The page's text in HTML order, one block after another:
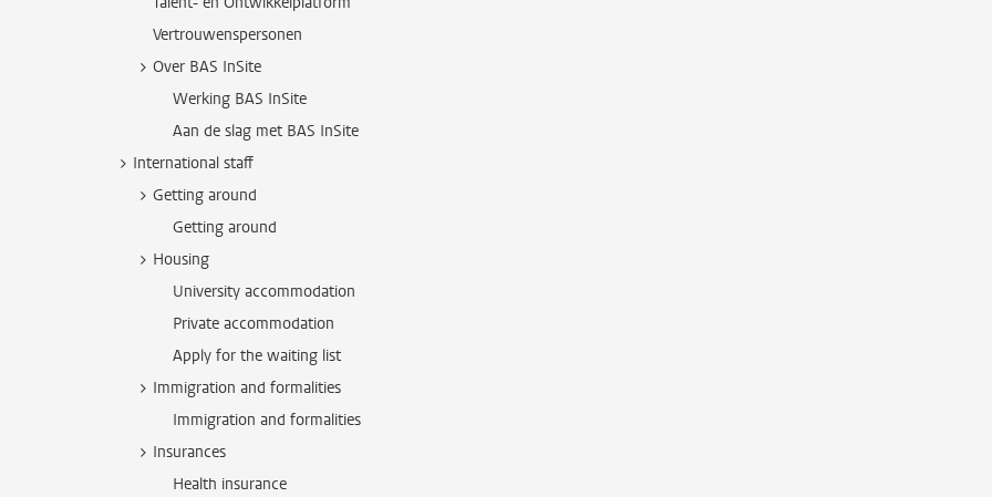
Vertrouwenspersonen
Over BAS InSite
Werking BAS InSite
Aan de slag met BAS InSite
International staff
Getting around
Getting around
Housing
University accommodation
Private accommodation
Apply for the waiting list
Immigration and formalities
Immigration and formalities
Insurances
Health insurance